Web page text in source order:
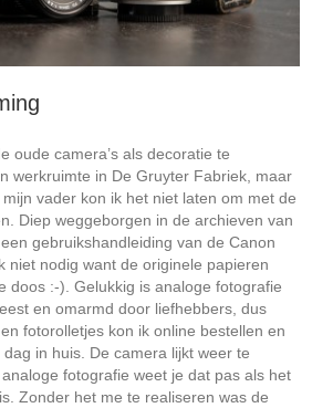
oude camera’s als decoratie te
werkruimte in De Gruyter Fabriek, maar
vader kon ik het niet laten om met de
Diep weggeborgen in de archieven van
gebruikshandleiding van de Canon
niet nodig want de originele papieren
doos :-). Gelukkig is analoge fotografie
en omarmd door liefhebbers, dus
fotorolletjes kon ik online bestellen en
in huis. De camera lijkt weer te
fotografie weet je dat pas als het
Zonder het me te realiseren was de